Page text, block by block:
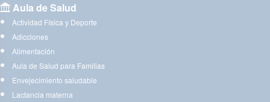
Aula de Salud
Actividad Física y Deporte
Adicciones
Alimentación
Aula de Salud para Familias
Envejecimiento saludable
Lactancia materna